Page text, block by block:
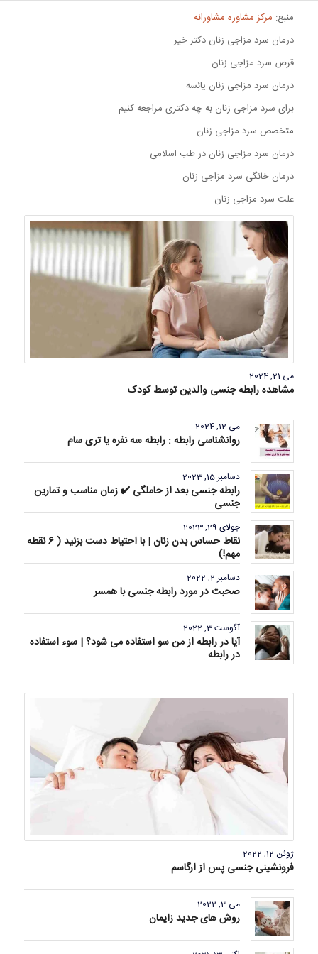
منبع: مرکز مشاوره مشاورانه
درمان سرد مزاجی زنان دکتر خیر
قرص سرد مزاجی زنان
درمان سرد مزاجی زنان یائسه
برای سرد مزاجی زنان به چه دکتری مراجعه کنیم
متخصص سرد مزاجی زنان
درمان سرد مزاجی زنان در طب اسلامی
درمان خانگی سرد مزاجی زنان
علت سرد مزاجی زنان
می 21, 2024
مشاهده رابطه جنسی والدین توسط کودک
می 12, 2024
روانشناسی رابطه : رابطه سه نفره یا تری سام
دسامبر 15, 2023
رابطه جنسی بعد از حاملگی ✔️ زمان مناسب و تمارین
جنسی
جولای 29, 2023
نقاط حساس بدن زنان | با احتیاط دست بزنید ( 6 نقطه
مهم!)
دسامبر 2, 2022
صحبت در مورد رابطه جنسی با همسر
آگوست 3, 2022
آیا در رابطه از من سو استفاده می شود؟ | سوء استفاده
در رابطه
ژوئن 12, 2022
فرونشینی جنسی پس از ارگاسم
می 3, 2022
روش های جدید زایمان